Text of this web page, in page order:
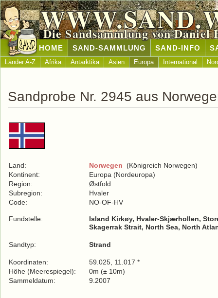
Die Sandsammlung von Daniel
HOME SAND-SAMMLUNG SAND-INFO
Länder A-Z Afrika Antarktika Asien Europa International
Sandprobe Nr. 2945 aus
Land: Norwegen (Königreich Norwegen)
Kontinent:
Europa (Nordeuropa)
Region:
Østfold
Subregion:
Hvaler
Code:
NO-OF-HV
Fundstelle:
Island Kirkøy, Hvaler-Skjærhollen,
Skagerrak Strait, North Sea, North
Sandtyp: Strand
Koordinaten:
59.025, 11.017 *
Höhe (Meerespiegel):
0m (± 10m)
Sammeldatum:
9.2007